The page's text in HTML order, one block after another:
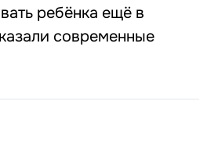
ребёнка ещё в
современные